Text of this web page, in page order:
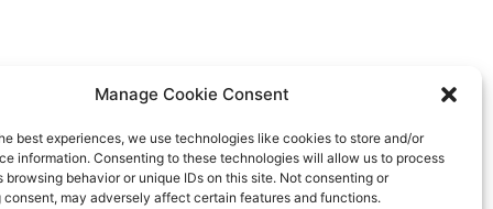
Manage Cookie Consent
best experiences, we use technologies like cookies to store and/or
information. Consenting to these technologies will allow us to process
browsing behavior or unique IDs on this site. Not consenting or
may adversely affect certain features and functions.